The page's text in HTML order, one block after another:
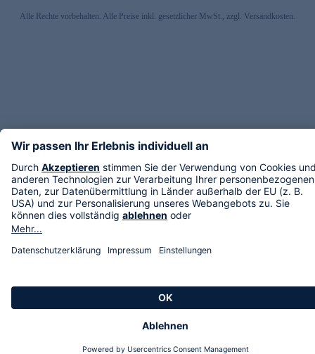
Alle Rechte vorbehalten. Alle Preise inkl. gesetzlicher MwSt., zzgl. Versandkosten.